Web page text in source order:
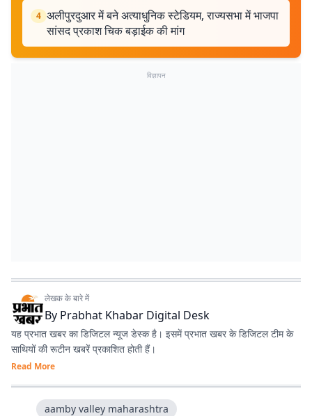
4 अलीपुरदुआर में बने अत्याधुनिक स्टेडियम, राज्यसभा में भाजपा
सांसद प्रकाश चिक बड़ाईक की मांग
विज्ञापन
लेखक के बारे में
By Prabhat Khabar Digital Desk
यह प्रभात खबर का डिजिटल न्यूज डेस्क है। इसमें प्रभात खबर के डिजिटल टीम के
साथियों की रूटीन खबरें प्रकाशित होती हैं।
Read More
aamby valley maharashtra